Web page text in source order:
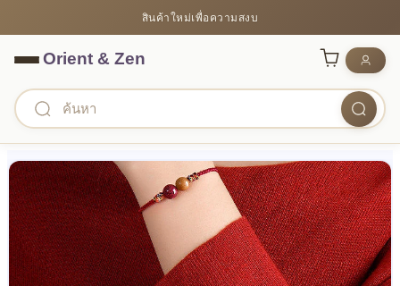
สินค้าใหม่เพื่อความสงบ